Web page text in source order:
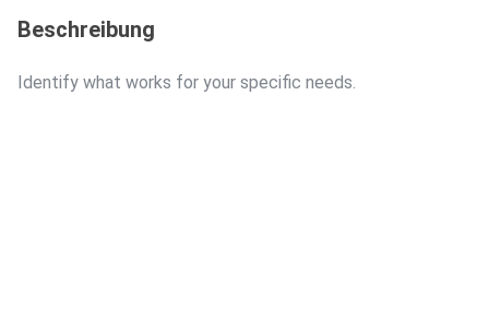
Beschreibung
Identify what works for your specific needs.